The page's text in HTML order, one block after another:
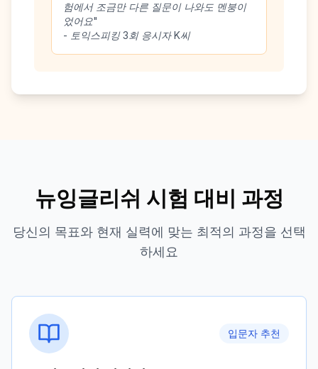
험에서 조금만 다른 질문이 나와도 멘붕이
었어요"
- 토익스피킹 3회 응시자 K씨
뉴잉글리쉬 시험 대비 과정
당신의 목표와 현재 실력에 맞는 최적의 과정을 선택
하세요
입문자 추천